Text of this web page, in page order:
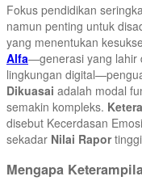
Fokus pendidikan
namun penting untuk
yang menentukan
Alfa—generasi yang lahir
lingkungan
Dikuasai adalah modal
semakin kompleks.
disebut Kecerdasan
sekadar Nilai Rapor
Mengapa